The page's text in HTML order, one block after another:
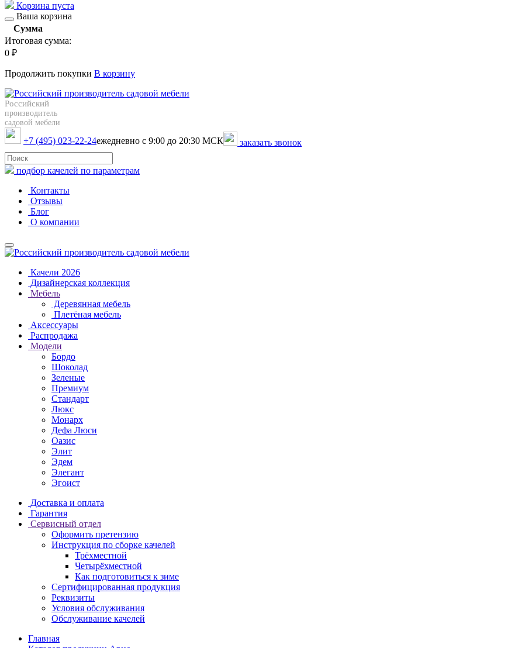
Корзина пуста
Ваша корзина
Сумма
Итоговая сумма:
0 ₽
Продолжить покупки В корзину
Российский
производитель
садовой мебели
+7 (495) 023-22-24ежедневно с 9:00 до 20:30 МСК заказать звонок
подбор качелей по параметрам
Контакты
Отзывы
Блог
О компании
Качели 2026
Дизайнерская коллекция
Мебель
Деревянная мебель
Плетёная мебель
Аксессуары
Распродажа
Модели
Бордо
Шоколад
Зеленые
Премиум
Стандарт
Люкс
Монарх
Дефа Люси
Оазис
Элит
Эдем
Элегант
Эгоист
Доставка и оплата
Гарантия
Сервисный отдел
Оформить претензию
Инструкция по сборке качелей
Трёхместной
Четырёхместной
Как подготовиться к зиме
Сертифицированная продукция
Реквизиты
Условия обслуживания
Обслуживание качелей
Главная